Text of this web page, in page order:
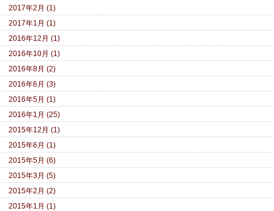
2017年2月 (1)
2017年1月 (1)
2016年12月 (1)
2016年10月 (1)
2016年8月 (2)
2016年6月 (3)
2016年5月 (1)
2016年1月 (25)
2015年12月 (1)
2015年6月 (1)
2015年5月 (6)
2015年3月 (5)
2015年2月 (2)
2015年1月 (1)